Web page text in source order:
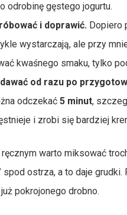
odrobinę gęstego jogurtu.
i doprawić. Dopiero
wystarczają, ale przy
kwaśnego smaku, tylko
od razu po
odczekać5 minut,
i zrobi się bardziej
warto miksować
spod ostrza, a to daje
pokrojonego drobno.